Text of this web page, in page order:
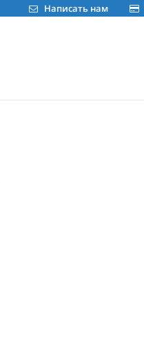
Написать нам